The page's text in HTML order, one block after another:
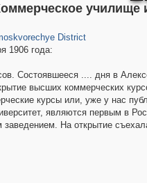
училище
District
1906 года:
Состоявшееся .... дня в
высших коммерческих
курсы или, уже у нас
являются первым в
На открытие